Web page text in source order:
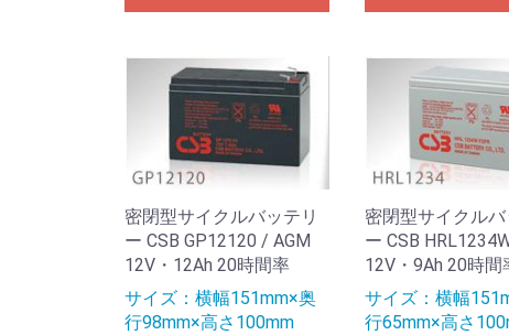
密閉型サイクルバッテリ
ー CSB GP12120 / AGM
12V・12Ah 20時間率
サイズ：横幅151mm×奥
行98mm×高さ100mm
密閉型サイクルバ
ー CSB
12V・9Ah 20時間
サイズ：横幅
行65mm×高さ